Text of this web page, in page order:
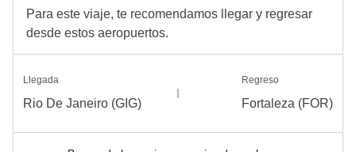
Para este viaje, te recomendamos llegar y regresar
desde estos aeropuertos.
Llegada
Rio De Janeiro (GIG)
Regreso
Fortaleza (FOR)